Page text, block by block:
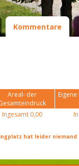
Kommentare
Areal- der
Ingesamt 0,00
hat leider